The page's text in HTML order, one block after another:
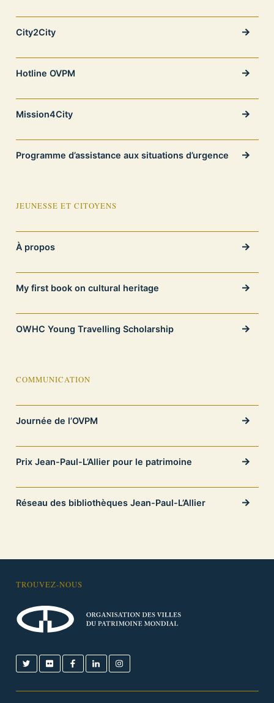
City2City
Hotline OVPM
Mission4City
Programme d’assistance aux situations d’urgence
JEUNESSE ET CITOYENS
À propos
My first book on cultural heritage
OWHC Young Travelling Scholarship
COMMUNICATION
Journée de l’OVPM
Prix Jean-Paul-L’Allier pour le patrimoine
Réseau des bibliothèques Jean-Paul-L’Allier
TROUVEZ-NOUS